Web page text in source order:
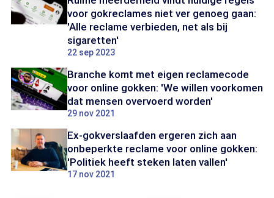
voor gokreclames niet ver genoeg gaan:
'Alle reclame verbieden, net als bij
sigaretten'
22 sep 2023
Branche komt met eigen reclamecode
voor online gokken: 'We willen voorkomen
dat mensen overvoerd worden'
29 nov 2021
Ex-gokverslaafden ergeren zich aan
onbeperkte reclame voor online gokken:
'Politiek heeft steken laten vallen'
17 nov 2021